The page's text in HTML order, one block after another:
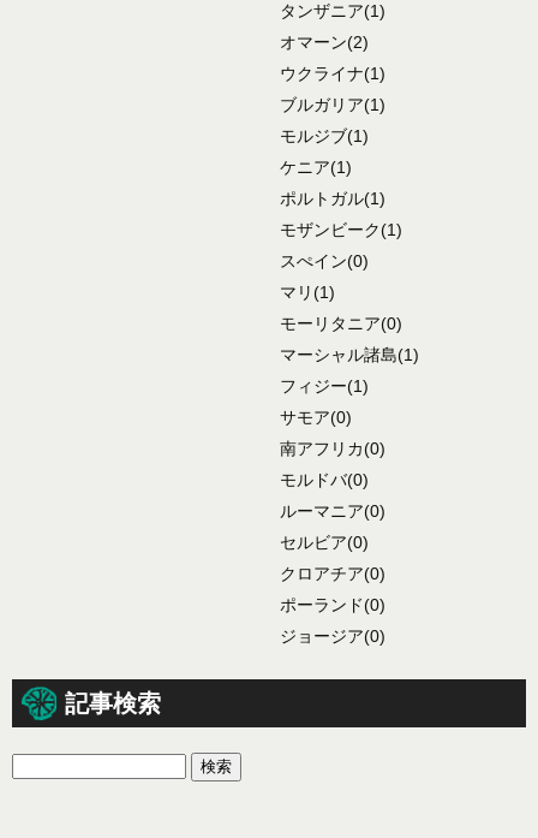
タンザニア(1)
オマーン(2)
ウクライナ(1)
ブルガリア(1)
モルジブ(1)
ケニア(1)
ポルトガル(1)
モザンビーク(1)
スぺイン(0)
マリ(1)
モーリタニア(0)
マーシャル諸島(1)
フィジー(1)
サモア(0)
南アフリカ(0)
モルドバ(0)
ルーマニア(0)
セルビア(0)
クロアチア(0)
ポーランド(0)
ジョージア(0)
記事検索